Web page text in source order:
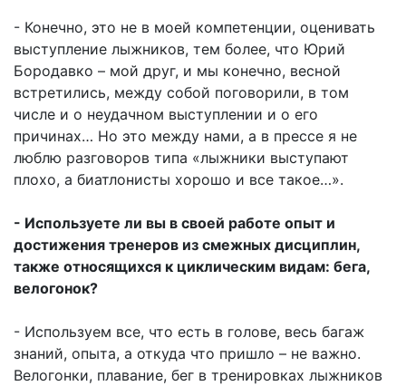
- Конечно, это не в моей компетенции, оценивать
выступление лыжников, тем более, что Юрий
Бородавко – мой друг, и мы конечно, весной
встретились, между собой поговорили, в том
числе и о неудачном выступлении и о его
причинах… Но это между нами, а в прессе я не
люблю разговоров типа «лыжники выступают
плохо, а биатлонисты хорошо и все такое…».
- Используете ли вы в своей работе опыт и
достижения тренеров из смежных дисциплин,
также относящихся к циклическим видам: бега,
велогонок?
- Используем все, что есть в голове, весь багаж
знаний, опыта, а откуда что пришло – не важно.
Велогонки, плавание, бег в тренировках лыжников